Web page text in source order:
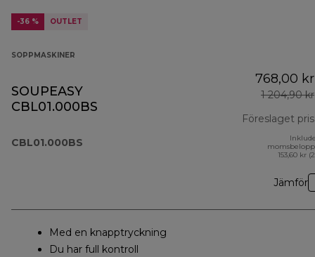
-36 % OUTLET
SOPPMASKINER
SOUPEASY
CBL01.000BS
CBL01.000BS
768,00 kr
1 204,90 kr
Föreslaget pris
153,60 kr
Jämför
Med en knapptryckning
Du har full kontroll